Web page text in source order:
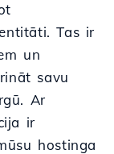
Tas ir
un
savu
Ar
ir
hostinga